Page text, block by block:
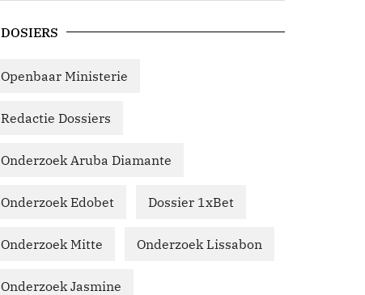
DOSIERS
Openbaar Ministerie
Redactie Dossiers
Onderzoek Aruba Diamante
Onderzoek Edobet Dossier 1xBet
Onderzoek Mitte Onderzoek Lissabon
Onderzoek Jasmine